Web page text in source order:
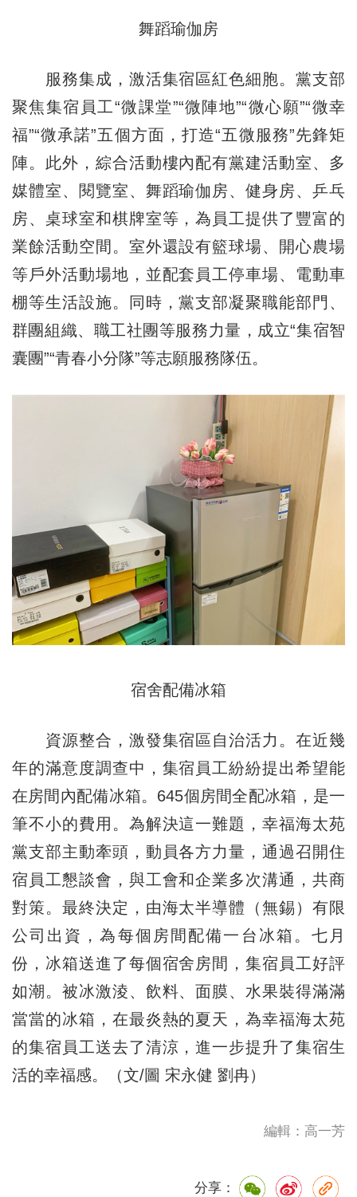
舞蹈瑜伽房
服務集成，激活集宿區紅色細胞。黨支部
聚焦集宿員工“微課堂”“微陣地”“微心願”“微幸
福”“微承諾”五個方面，打造“五微服務”先鋒矩
陣。此外，綜合活動樓內配有黨建活動室、多
媒體室、閱覽室、舞蹈瑜伽房、健身房、乒乓
房、桌球室和棋牌室等，為員工提供了豐富的
業餘活動空間。室外還設有籃球場、開心農場
等戶外活動場地，並配套員工停車場、電動車
棚等生活設施。同時，黨支部凝聚職能部門、
群團組織、職工社團等服務力量，成立“集宿智
囊團”“青春小分隊”等志願服務隊伍。
宿舍配備冰箱
資源整合，激發集宿區自治活力。在近幾
年的滿意度調查中，集宿員工紛紛提出希望能
在房間內配備冰箱。645個房間全配冰箱，是一
筆不小的費用。為解決這一難題，幸福海太苑
黨支部主動牽頭，動員各方力量，通過召開住
宿員工懇談會，與工會和企業多次溝通，共商
對策。最終決定，由海太半導體（無錫）有限
公司出資，為每個房間配備一台冰箱。七月
份，冰箱送進了每個宿舍房間，集宿員工好評
如潮。被冰激淩、飲料、面膜、水果裝得滿滿
當當的冰箱，在最炎熱的夏天，為幸福海太苑
的集宿員工送去了清涼，進一步提升了集宿生
活的幸福感。（文/圖 宋永健 劉冉）
編輯：高一芳
分享：